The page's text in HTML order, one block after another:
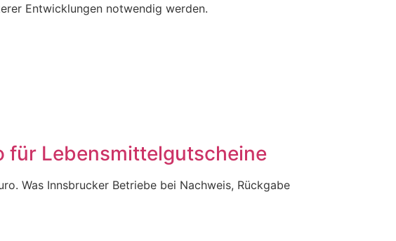
Entwicklungen notwendig werden.
für Lebensmittelgutscheine
Was Innsbrucker Betriebe bei Nachweis, Rückgabe